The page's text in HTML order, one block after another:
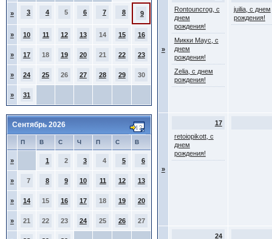
» 3 4 5 6 7 8 9
» 10 11 12 13 14 15 16
» 17 18 19 20 21 22 23
» 24 25 26 27 28 29 30
» 31
Сентябрь 2026
П В С Ч П С В
» 1 2 3 4 5 6
» 7 8 9 10 11 12 13
» 14 15 16 17 18 19 20
» 21 22 23 24 25 26 27
»
Rontouncrog, с
днем
рождения!
Микки Маус, с
днем
рождения!
Zelia, с днем
рождения!
juilia, с днем
рождения!
»
17
retoiopikott, с
днем
рождения!
24